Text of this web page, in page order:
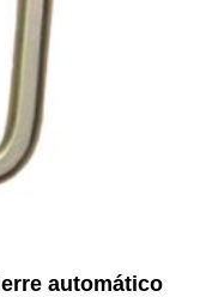
automático